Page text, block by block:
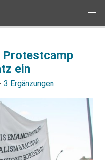
Protestcamp
ein
3 Ergänzungen